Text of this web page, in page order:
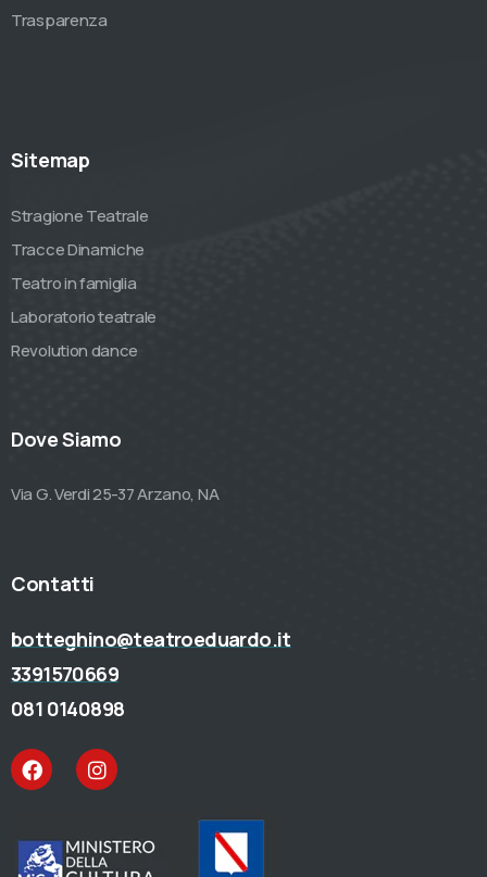
Trasparenza
Sitemap
Stragione Teatrale
Tracce Dinamiche
Teatro in famiglia
Laboratorio teatrale
Revolution dance
Dove Siamo
Via G. Verdi 25-37 Arzano, NA
Contatti
botteghino@teatroeduardo.it
3391570669
081 0140898